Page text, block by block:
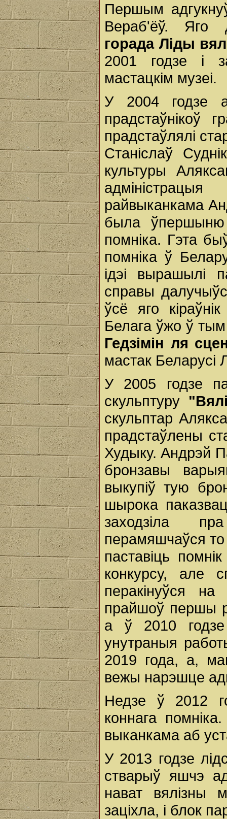
Першым
Вераб'ёў.
горада Ліды
2001 годзе і
мастацкім музеі.
У 2004 годзе
прадстаўнікоў
прадстаўлялі
Станіслаў
культуры
райвыканкама
была ўпершыню
помніка. Гэта
помніка ў
ідэі вырашылі
справы
ўсё яго
Белага ўжо ў
Гедзімін ля
мастак Беларусі
У 2005 годзе
скульптуру
скульптар
прадстаўлены
Худыку. Андрэй
бронзавы
выкупіў тую
шырока
заходзіла
перамяшчаўся
паставіць
конкурсу, але
перакінуўся
прайшоў першы
а ў 2010
унутраныя
2019 года, а,
вежы нарэшце
Недзе ў 2012
коннага
выканкама аб
У 2013 годзе
стварыў яшчэ
нават вялізны
заціхла, і блок